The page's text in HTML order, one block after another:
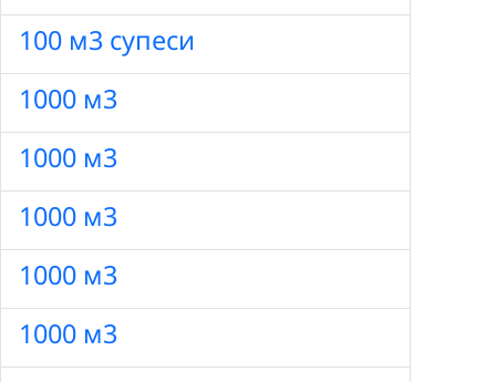
100 м3 супеси
1000 м3
1000 м3
1000 м3
1000 м3
1000 м3